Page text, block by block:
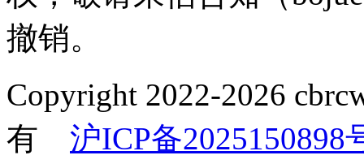
撤销。
Copyright 2022-2026
有 沪ICP备2025150898